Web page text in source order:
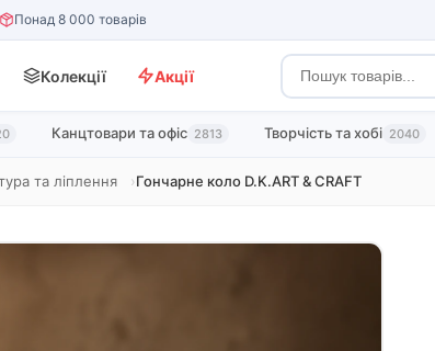
Понад 8 000 товарів
Колекції Акції
Канцтовари та офіс 2813 Творчість та хобі 2040
та ліплення Гончарне коло D.K.ART & CRAFT